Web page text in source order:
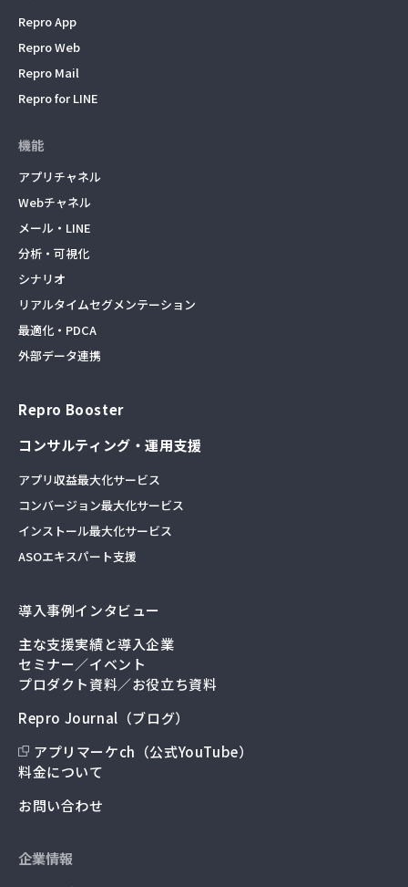
Repro App
Repro Web
Repro Mail
Repro for LINE
機能
アプリチャネル
Webチャネル
メール・LINE
分析・可視化
シナリオ
リアルタイムセグメンテーション
最適化・PDCA
外部データ連携
Repro Booster
コンサルティング・運用支援
アプリ収益最大化サービス
コンバージョン最大化サービス
インストール最大化サービス
ASOエキスパート支援
導入事例インタビュー
主な支援実績と導入企業
セミナー／イベント
プロダクト資料／お役立ち資料
Repro Journal（ブログ）
アプリマーケch（公式YouTube）
料金について
お問い合わせ
企業情報